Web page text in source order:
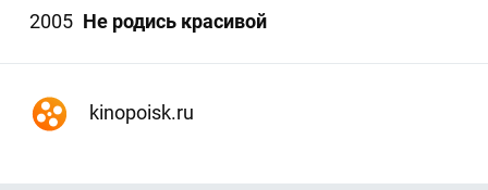
2005 Не родись красивой
kinopoisk.ru